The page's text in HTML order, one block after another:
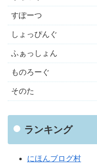
すぽーつ
しょっぴんぐ
ふぁっしょん
ものろーぐ
そのた
ランキング
にほんブログ村